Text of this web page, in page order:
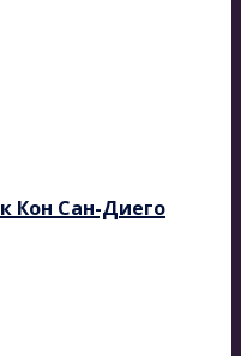
Кон Сан-Диего